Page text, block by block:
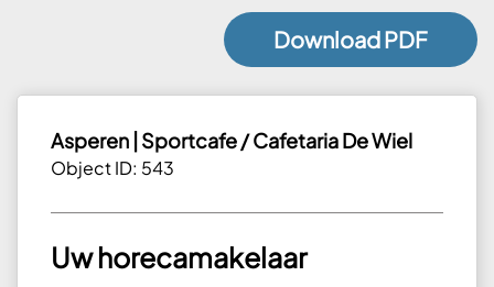
Download PDF
Asperen | Sportcafe / Cafetaria De Wiel
Object ID: 543
Uw horecamakelaar